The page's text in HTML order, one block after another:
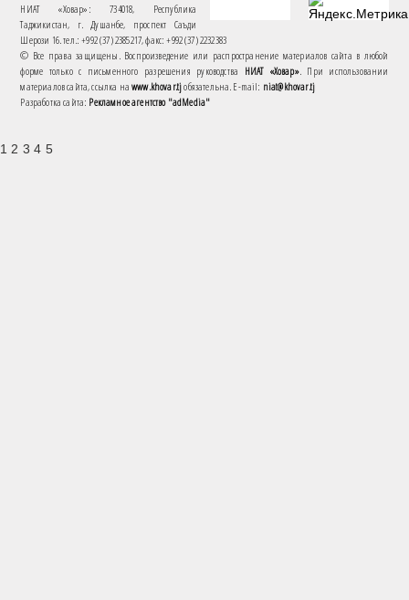
НИАТ «Ховар»: 734018, Республика
Таджикистан, г. Душанбе, проспект Саъди
Шерози 16. тел.: +992 (37) 2385217, факс: +992 (37) 2232383
© Все права защищены. Воспроизведение или распространение материалов сайта в любой
форме только с письменного разрешения руководства НИАТ «Ховар». При использовании
материалов сайта, ссылка наwww.khovar.tjобязательна. E-mail: niat@khovar.tj
Разработка сайта: Рекламное агентство "adMedia"
1 2 3 4 5